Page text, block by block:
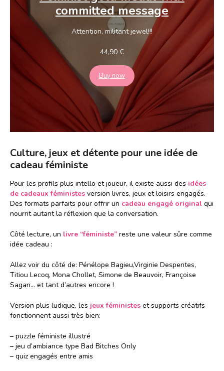
committed message
Attention, militant jewel!!!
44,90 €
Buy now
Culture, jeux et détente pour une idée de
cadeau féministe
Pour les profils plus intello et joueur, il existe aussi des idées
de cadeaux féministes version livres, jeux et loisirs engagés.
Des formats parfaits pour offrir un cadeau engagé original qui
nourrit autant la réflexion que la conversation.
Côté lecture, un livre “féministe” reste une valeur sûre comme
idée cadeau :
Allez voir du côté de: Pénélope Bagieu,Virginie Despentes,
Titiou Lecoq, Mona Chollet, Simone de Beauvoir, Françoise
Sagan… et tant d’autres encore !
Version plus ludique, les jeux féministes et supports créatifs
fonctionnent aussi très bien:
– puzzle féministe illustré
– jeu d’ambiance type Bad Bitches Only
– quiz engagés entre amis